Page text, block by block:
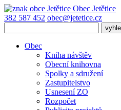
Obec Jetětice
382 587 452 obec@jetetice.cz
Obec
Kniha návštěv
Obecní knihovna
Spolky a sdružení
Zastupitelstvo
Usnesení ZO
Rozpočet